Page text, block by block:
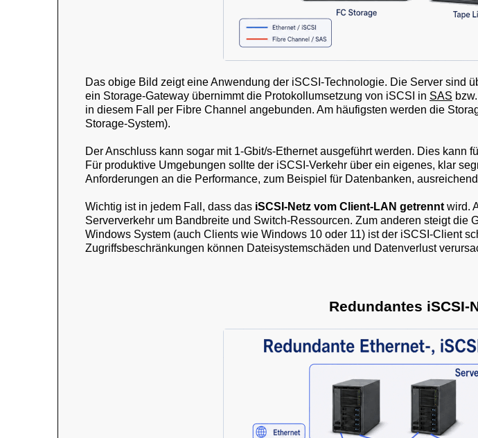
Das obige Bild zeigt eine Anwendung der iSCSI-Technologie. Die Server
ein Storage-Gateway übernimmt die Protokollumsetzung von iSCSI in SAS bzw.
in diesem Fall per Fibre Channel angebunden. Am häufigsten werden die
Storage-System).
Der Anschluss kann sogar mit 1-Gbit/s-Ethernet ausgeführt werden. Dies
Für produktive Umgebungen sollte der iSCSI-Verkehr über ein eigenes, klar
Anforderungen an die Performance, zum Beispiel für Datenbanken,
Wichtig ist in jedem Fall, dass das iSCSI-Netz vom Client-LAN getrennt wird.
Serververkehr um Bandbreite und Switch-Ressourcen. Zum anderen steigt
Windows System (auch Clients wie Windows 10 oder 11) ist der iSCSI-Client
Zugriffsbeschränkungen können Dateisystemschäden und Datenverlust
Redundantes iSCSI-